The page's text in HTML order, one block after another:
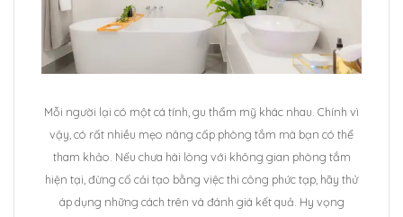
Mỗi người lại có một cá tính, gu thẩm mỹ khác nhau. Chính vì
vậy, có rất nhiều mẹo nâng cấp phòng tắm mà bạn có thể
tham khảo. Nếu chưa hài lòng với không gian phòng tắm
hiện tại, đừng cố cải tạo bằng việc thi công phức tạp, hãy thử
áp dụng những cách trên và đánh giá kết quả. Hy vọng